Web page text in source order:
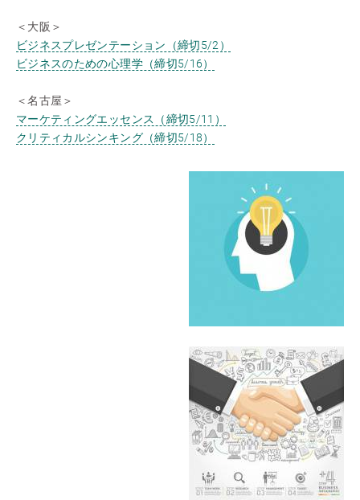
＜大阪＞
ビジネスプレゼンテーション（締切5/2）
ビジネスのための心理学（締切5/16）
＜名古屋＞
マーケティングエッセンス（締切5/11）
クリティカルシンキング（締切5/18）